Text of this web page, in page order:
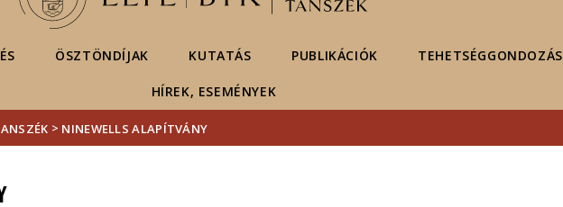
ÖSZTÖNDÍJAK KUTATÁS PUBLIKÁCIÓK TEHETSÉGGONDOZÁS
HÍREK, ESEMÉNYEK
> NINEWELLS ALAPÍTVÁNY